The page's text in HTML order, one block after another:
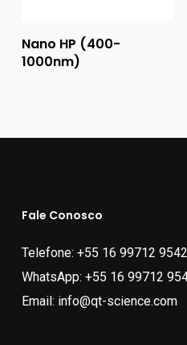
Ler Mais
Nano HP (400-
1000nm)
Fale Conosco
Telefone: +55 16 99712 9542
WhatsApp: +55 16 99712
Email: info@qt-science.com